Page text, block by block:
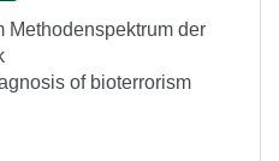
Methodenspektrum der
of bioterrorism